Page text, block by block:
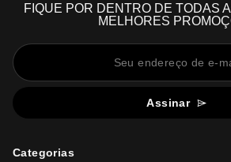
FIQUE POR DENTRO DE TODAS
MELHORES
Assinar
Categorias